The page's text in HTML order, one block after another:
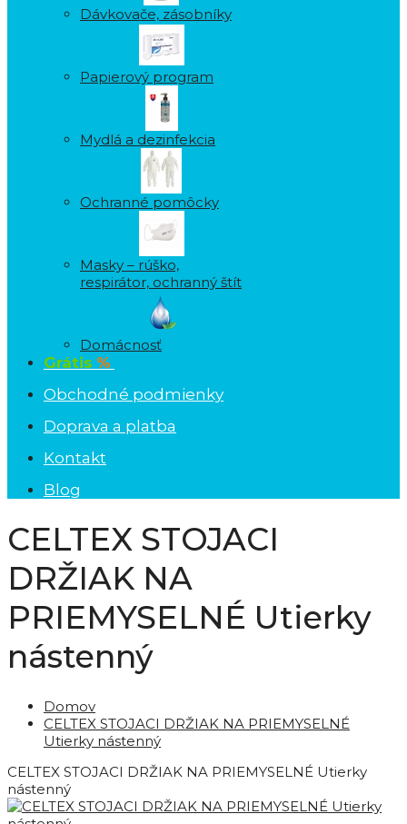
Dávkovače, zásobníky
Papierový program
Mydlá a dezinfekcia
Ochranné pomôcky
Masky – rúško,
respirátor, ochranný štít
Domácnosť
Grátis %
Obchodné podmienky
Doprava a platba
Kontakt
Blog
CELTEX STOJACI
DRŽIAK NA
PRIEMYSELNÉ Utierky
nástenný
Domov
CELTEX STOJACI DRŽIAK NA PRIEMYSELNÉ
Utierky nástenný
CELTEX STOJACI DRŽIAK NA PRIEMYSELNÉ Utierky
nástenný